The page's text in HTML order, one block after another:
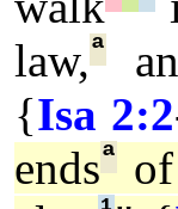
law,ª
{Isa 2:2
endsª